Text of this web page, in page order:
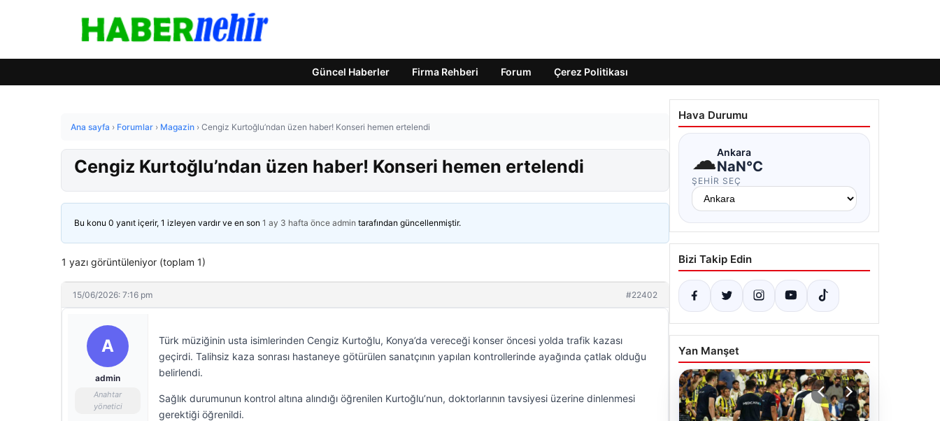
Güncel Haberler Firma Rehberi Forum Çerez Politikası
Ana sayfa › Forumlar › Magazin › Cengiz Kurtoğlu’ndan üzen haber! Konseri hemen ertelendi
Cengiz Kurtoğlu’ndan üzen haber! Konseri hemen ertelendi
Bu konu 0 yanıt içerir, 1 izleyen vardır ve en son 1 ay 3 hafta önce admin tarafından güncellenmiştir.
1 yazı görüntüleniyor (toplam 1)
15/06/2026: 7:16 pm #22402
A
admin
Anahtar
yönetici
Türk müziğinin usta isimlerinden Cengiz Kurtoğlu, Konya’da vereceği konser öncesi yolda trafik kazası
geçirdi. Talihsiz kaza sonrası hastaneye götürülen sanatçının yapılan kontrollerinde ayağında çatlak olduğu
belirlendi.
Sağlık durumunun kontrol altına alındığı öğrenilen Kurtoğlu’nun, doktorlarının tavsiyesi üzerine dinlenmesi
gerektiği öğrenildi.
Hava Durumu
☁Ankara
NaN°C
ŞEHIR SEÇ
Bizi Takip Edin
Yan Manşet